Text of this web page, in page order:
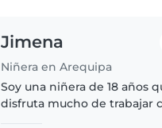
Jimena
Niñera en Arequipa
Soy una niñera de 18 años
disfruta mucho de trabajar